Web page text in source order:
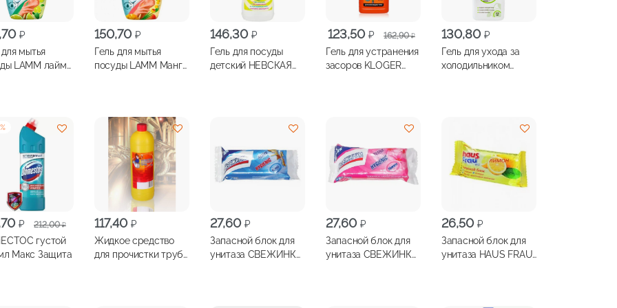
₽
для мытья
LAMM лайм
150,70 ₽
Гель для мытья
посуды LAMM Манго
146,30 ₽
Гель для посуды
детский НЕВСКАЯ
162,90₽
Первоначальная
цена
составляла
123,50 ₽
Текущая
цена:
123,50 ₽.
Гель для устранения
засоров KLOGER
130,80 ₽
Гель для ухода за
холодильником
%
212,00₽
₽
₽.
густой
Макс Защита
117,40 ₽
Жидкое средство
для прочистки труб
27,60 ₽
Запасной блок для
унитаза СВЕЖИНКА
27,60 ₽
Запасной блок для
унитаза СВЕЖИНКА
26,50 ₽
Запасной блок для
унитаза HAUS FRAU